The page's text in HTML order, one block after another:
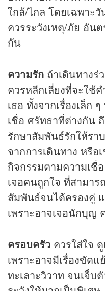
ใกล้/ไกล โดยเฉพาะ
ควรระวังเหตุ/ภัย อัน
กัน
ความรัก ถ้าเดินทาง
ควรหลีกเลี่ยงที่จะใช้
เธอ ทั้งจากเรื่องเล็ก
เชื่อ ศรัทธาที่ต่างกัน
รักษาสัมพันธ์รักให้รา
จากการเดินทาง หรื
กิจกรรมตามความเชื่
เจอคนถูกใจ ที่สามา
สัมพันธ์จนได้ครองคู่
เพราะอาจเจอนักบุญ
ครอบครัว ควรใส่ใจ
เพราะอาจมีเรื่องขัด
ทะเลาะวิวาท จนเจ็บ